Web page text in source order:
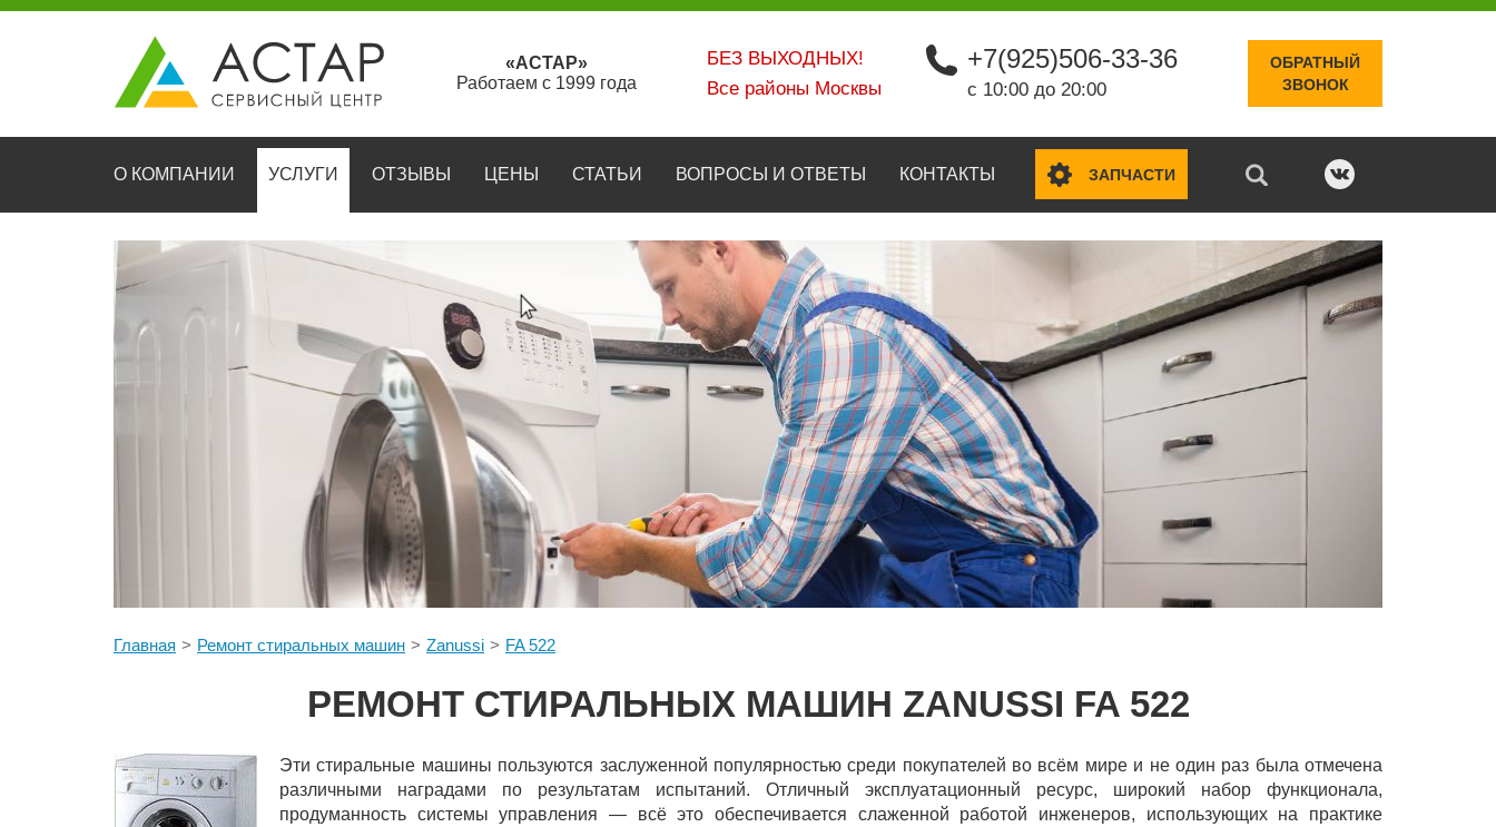
«АСТАР»
Работаем с 1999 года
БЕЗ ВЫХОДНЫХ!
Все районы Москвы
+7(925)506-33-36
с 10:00 до 20:00
ОБРАТНЫЙ
ЗВОНОК
О КОМПАНИИ УСЛУГИ ОТЗЫВЫ ЦЕНЫ СТАТЬИ ВОПРОСЫ И ОТВЕТЫ КОНТАКТЫ ЗАПЧАСТИ
Главная Ремонт стиральных машин Zanussi FA 522
РЕМОНТ СТИРАЛЬНЫХ МАШИН ZANUSSI FA 522
Эти стиральные машины пользуются заслуженной популярностью среди покупателей во всём мире и не один раз была отмечена
различными наградами по результатам испытаний. Отличный эксплуатационный ресурс, широкий набор функционала,
продуманность системы управления — всё это обеспечивается слаженной работой инженеров, использующих на практике